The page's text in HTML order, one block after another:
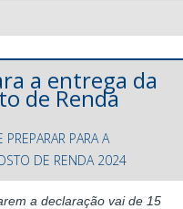
a entrega da
de Renda
PARA A
DE RENDA 2024
a declaração vai de 15